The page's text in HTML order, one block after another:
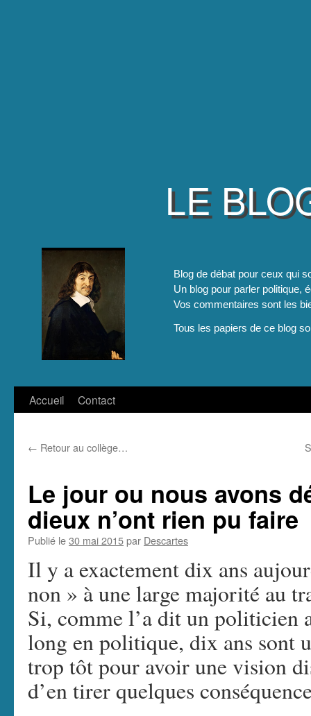
LE
Blog de débat pour ceux qui
Un blog pour parler politique,
Vos commentaires sont les
Tous les papiers de ce blog
Aller
contenu
Accueil Contact
← Retour au collège…
Le jour ou nous avons
dieux n’ont rien pu faire
Publié le30 mai 2015par Descartes
Il y a exactement dix ans
non » à une large majorité au
Si, comme l’a dit un politicien
long en politique, dix ans sont
trop tôt pour avoir une vision
d’en tirer quelques